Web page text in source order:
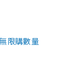
限購數量